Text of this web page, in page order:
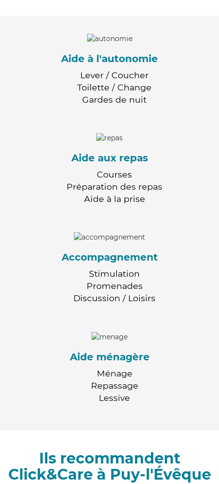
Aide à l'autonomie
Lever / Coucher
Toilette / Change
Gardes de nuit
Aide aux repas
Courses
Préparation des repas
Aide à la prise
Accompagnement
Stimulation
Promenades
Discussion / Loisirs
Aide ménagère
Ménage
Repassage
Lessive
Ils recommandent
Click&Care à Puy-l'Évêque